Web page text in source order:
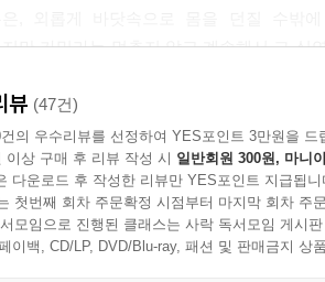
사람 사이에는 서로에 대한 이해를 가로막
에게는 날개가 필요한 것이죠. 중요한 건
역시 그와 같아요. 꿈과 같은 일이라 네 마
니다. 그럼 날개는 왜 존재하는 것인가?
존재하는 것입니다. 날개가 없었다면, 하
만 카밀라는 멈추지 않고 계속해서 그 심
게는 날개가 필요한 것이죠”
알기 위해 ‘나는 최선을 다할 거야’라고 말
나약함과 비겁함이 반대편에서 떠오른다.
말하기 시작한다. 그리고 각자의 진실이
뷰 (47건)
의 우수리뷰를 선정하여 YES포인트 3만원을 드
이상 구매 후 리뷰 작성 시 일반회원 300원, 마니
다운로드 후 작성한 리뷰만 YES포인트 지급됩니
첫번째 회차 주문확정 시점부터 마지막 회차 주
모임으로 진행된 클래스는 사락 독서모임 게시
이백, CD/LP, DVD/Blu-ray, 패션 및 판매금지 상